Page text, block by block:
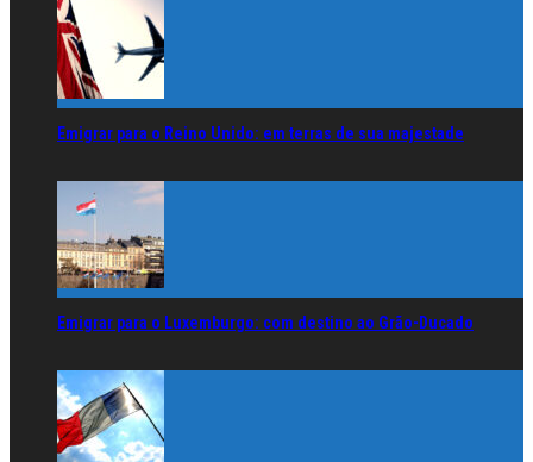
Emigrar para o Reino Unido: em terras de sua majestade
Emigrar para o Luxemburgo: com destino ao Grão-Ducado